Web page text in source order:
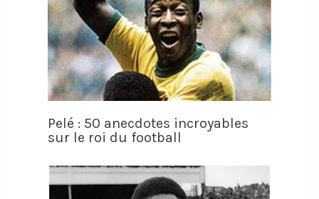
Pelé : 50 anecdotes incroyables
sur le roi du football